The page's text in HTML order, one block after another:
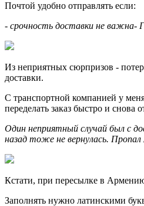
Почтой удобно отправлять если:
- срочность доставки не важна-
Из неприятных сюрпризов -
доставки.
С транспортной компанией у
переделать заказ быстро и
Один неприятный случай был с
назад тоже не вернулась.
Кстати, при пересылке в
Заполнять нужно латинскими